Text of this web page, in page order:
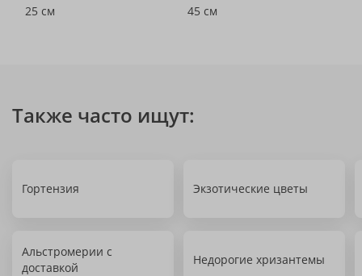
25 см
45 см
Также часто ищут:
Гортензия Экзотические цветы
Альстромерии с
доставкой
Недорогие хризантемы